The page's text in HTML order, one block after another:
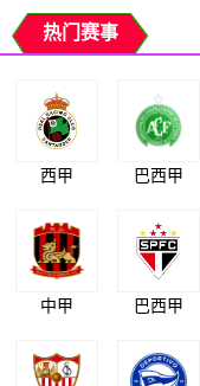
热门赛事
西甲 巴西甲
中甲 巴西甲